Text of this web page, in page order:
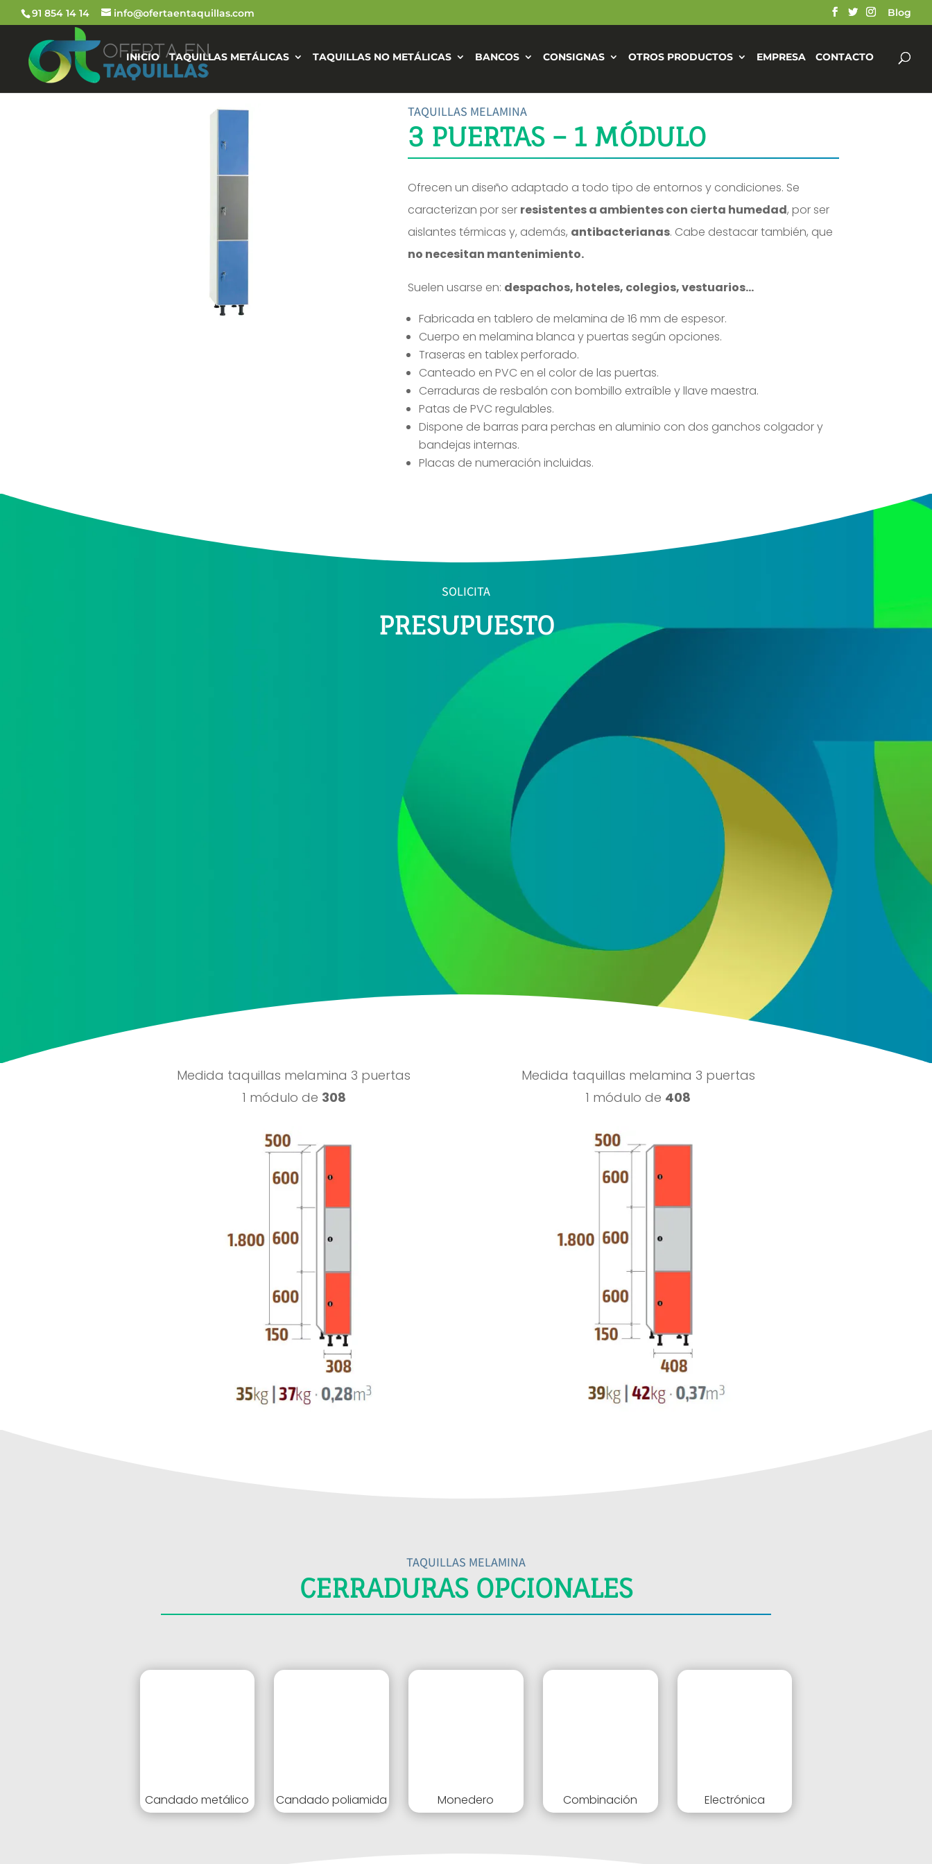
91 854 14 14 info@ofertaentaquillas.com Blog
INICIO TAQUILLAS METÁLICAS TAQUILLAS NO METÁLICAS BANCOS CONSIGNAS OTROS PRODUCTOS EMPRESA CONTACTO
TAQUILLAS MELAMINA
3 PUERTAS – 1 MÓDULO
Ofrecen un diseño adaptado a todo tipo de entornos y condiciones. Se
caracterizan por ser resistentes a ambientes con cierta humedad, por ser
aislantes térmicas y, además, antibacterianas. Cabe destacar también, que
no necesitan mantenimiento.
Suelen usarse en: despachos, hoteles, colegios, vestuarios…
Fabricada en tablero de melamina de 16 mm de espesor.
Cuerpo en melamina blanca y puertas según opciones.
Traseras en tablex perforado.
Canteado en PVC en el color de las puertas.
Cerraduras de resbalón con bombillo extraíble y llave maestra.
Patas de PVC regulables.
Dispone de barras para perchas en aluminio con dos ganchos colgador y
bandejas internas.
Placas de numeración incluidas.
SOLICITA
PRESUPUESTO
Acepto recibir información comercial sobre las ofertas y promociones de nuestra empresa (NET QUINTOS, S.L.) relacionadas con nuestro sector en base a nuestra
política de
ENVIAR
Medida taquillas melamina 3 puertas
1 módulo de 308
Medida taquillas melamina 3 puertas
1 módulo de 408
TAQUILLAS MELAMINA
CERRADURAS OPCIONALES
Candado metálico Candado poliamida Monedero Combinación Electrónica